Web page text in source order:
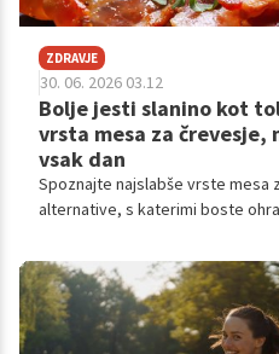
ZDRAVJE
30. 06. 2026 03.12
Bolje jesti slanino kot
vrsta mesa za črevesje,
vsak dan
Spoznajte najslabše vrste mesa
alternative, s katerimi boste